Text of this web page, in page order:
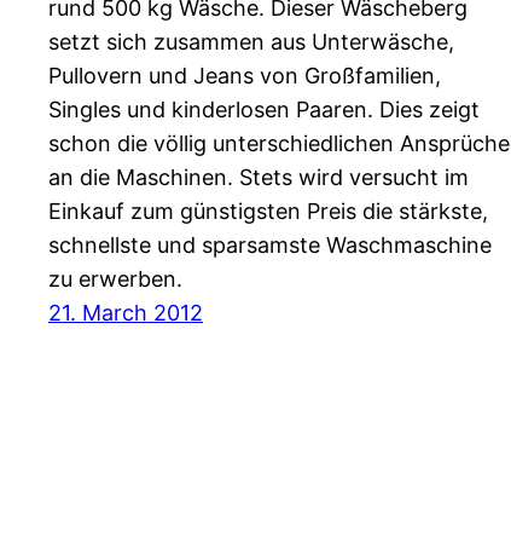
rund 500 kg Wäsche. Dieser Wäscheberg
setzt sich zusammen aus Unterwäsche,
Pullovern und Jeans von Großfamilien,
Singles und kinderlosen Paaren. Dies zeigt
schon die völlig unterschiedlichen Ansprüche
an die Maschinen. Stets wird versucht im
Einkauf zum günstigsten Preis die stärkste,
schnellste und sparsamste Waschmaschine
zu erwerben.
21. March 2012